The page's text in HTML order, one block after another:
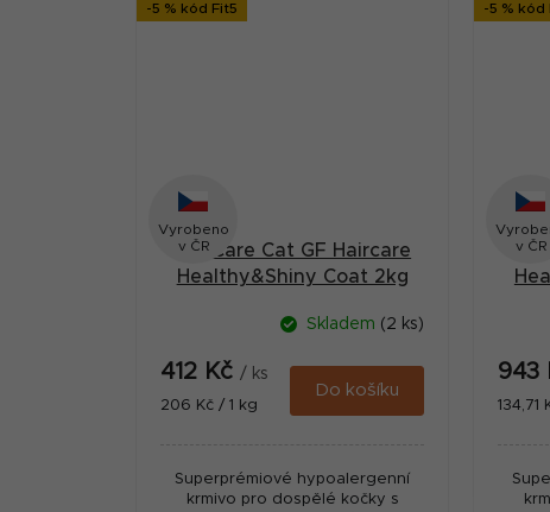
Vyrobeno
v ČR
-5 % kód Fit5
Brit Care Cat GF Haircare
Healthy&Shiny Coat 2kg
Skladem (2 ks)
412 Kč / ks
Měrná
206 Kč / 1 kg
Do košíku
Superprémiové hypoalergenní
krmivo pro dospělé kočky s
v ČR
-5 % kód
Brit
943
Měrná
134,71